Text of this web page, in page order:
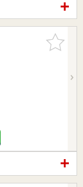
お気に入
りに追加